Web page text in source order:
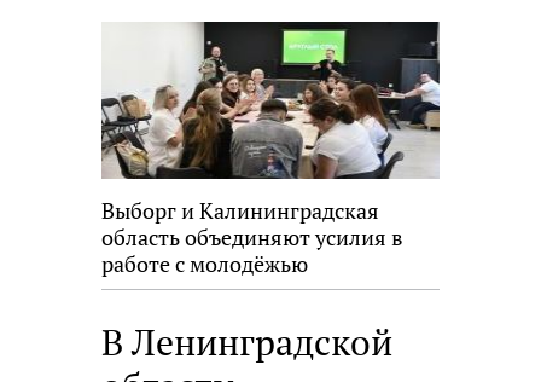
Выборг и Калининградская
область объединяют усилия в
работе с молодёжью
В Ленинградской